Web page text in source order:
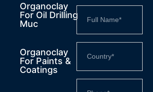
Organoclay
For Oil Drilling
Muc
Organoclay
For Paints &
Coatings